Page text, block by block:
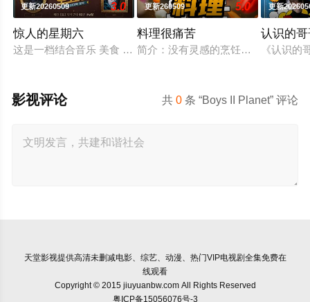
更新20260509 3.0
惊人的星期六
这是一档结合音乐 美食 答题的新综艺。由申东烨、SHINee
更新260509 5.0
料理很痛苦
简介：没有灵感的烹饪简直是场悲剧
更新
认识的
《认识
共0 条 “Boys II Planet” 评论
影视评论
天堂影视提供高清未删减电影、综艺、动漫、热门VIP电视剧全集免费在
线观看
Copyright © 2015 jiuyuanbw.com All Rights Reserved
粤ICP备15056076号-3